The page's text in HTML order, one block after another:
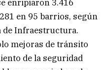
enripiaron 3.416
en 95 barrios, según
de Infraestructura.
mejoras de tránsito
de la seguridad